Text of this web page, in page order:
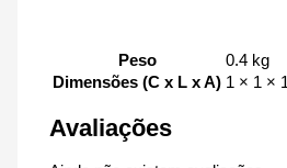
Peso
0.4 kg
Dimensões (C x L x A) 1 × 1 ×
Avaliações